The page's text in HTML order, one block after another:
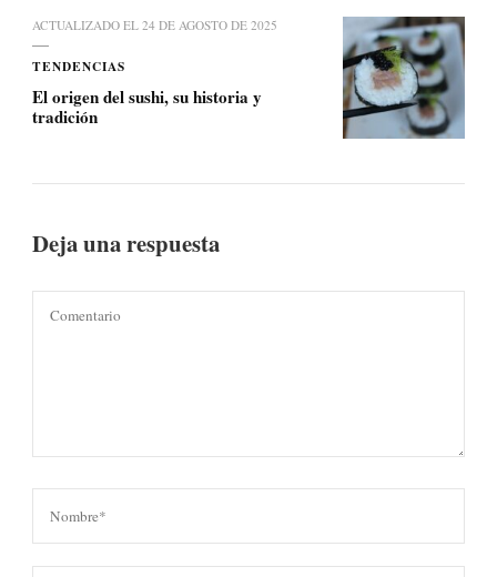
ACTUALIZADO EL 24 DE AGOSTO DE 2025
TENDENCIAS
El origen del sushi, su historia y
tradición
Deja una respuesta